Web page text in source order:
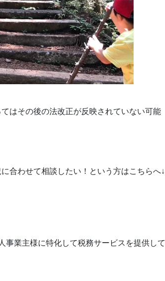
はその後の法改正が反映されていない可能
合わせて相談したい！という方はこちらへ↓
事業主様に特化して税務サービスを提供して